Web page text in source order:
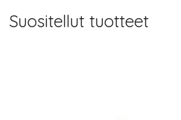
Suositellut tuotteet